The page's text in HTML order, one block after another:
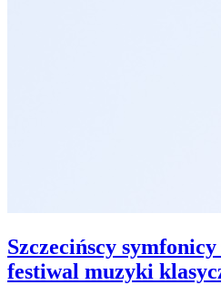
Szczecińscy
festiwal muzyki